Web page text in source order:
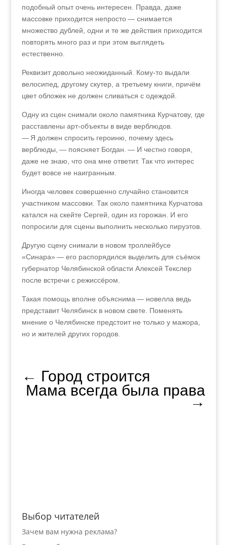
подобный опыт очень интересен. Правда, даже
массовке приходится непросто — снимается
множество дублей, одни и те же действия приходится
повторять много раз и при этом выглядеть
естественно.
Реквизит довольно неожиданный. Кому-то выдали
велосипед, другому скутер, а третьему книги, причём
цвет обложек не должен сливаться с одеждой.
Одну из сцен снимали около памятника Курчатову, где
расставлены арт-объекты в виде верблюдов.
— Я должен спросить героиню, почему здесь
верблюды, — поясняет Богдан. —И честно говоря,
даже не знаю, что она мне ответит. Так что интерес
будет вовсе не наигранным.
Иногда человек совершенно случайно становится
участником массовки. Так около памятника Курчатова
катался на скейте Сергей, один из горожан. И его
попросили для сцены выполнить несколько пируэтов.
Другую сцену снимали в новом троллейбусе
«Синара» — его распорядился выделить для съёмок
губернатор Челябинской области Алексей Текслер
после встречи с режиссёром.
Такая помощь вполне объяснима — новелла ведь
представит Челябинск в новом свете. Поменять
мнение о Челябинске предстоит не только у мажора,
но и жителей других городов.
← Город строится
Мама всегда была права
→
Выбор читателей
Зачем вам нужна реклама?